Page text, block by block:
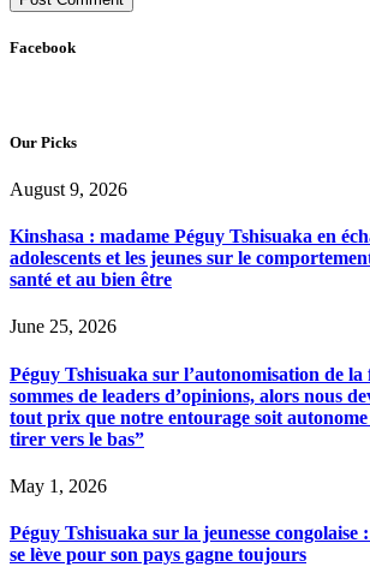
Facebook
Our Picks
August 9, 2026
Kinshasa : madame Péguy Tshisuaka en
adolescents et les jeunes sur le
santé et au bien être
June 25, 2026
Péguy Tshisuaka sur l’autonomisation de la
sommes de leaders d’opinions, alors nous
tout prix que notre entourage soit
tirer vers le bas”
May 1, 2026
Péguy Tshisuaka sur la jeunesse congolaise
se lève pour son pays gagne toujours